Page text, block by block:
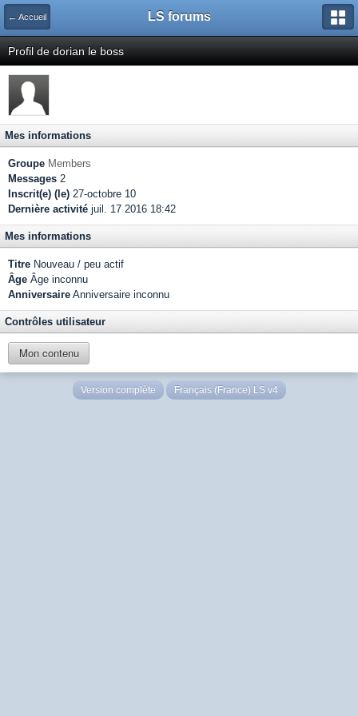
← Accueil LS forums
Profil de dorian le boss
Mes informations
Groupe Members
Messages 2
Inscrit(e) (le) 27-octobre 10
Dernière activité juil. 17 2016 18:42
Mes informations
Titre Nouveau / peu actif
Âge Âge inconnu
Anniversaire Anniversaire inconnu
Contrôles utilisateur
Mon contenu
Version complète Français (France) LS v4